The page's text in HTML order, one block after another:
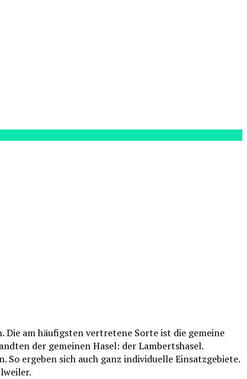
Die am häufigsten vertretene Sorte ist die gemeine
der gemeinen Hasel: der Lambertshasel.
ergeben sich auch ganz individuelle Einsatzgebiete.